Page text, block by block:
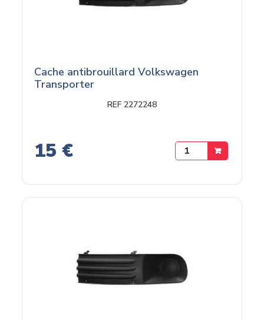
Cache antibrouillard Volkswagen
Transporter
REF 2272248
15 €